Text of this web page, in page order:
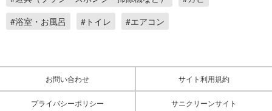
#浴室・お風呂
#トイレ #エアコン
お問い合わせ サイト利用規約
プライバシーポリシー サニクリーンサイト